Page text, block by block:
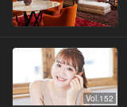
Vol.152